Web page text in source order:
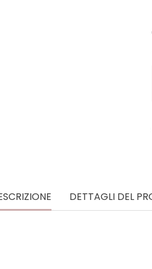
DETTAGLI DEL